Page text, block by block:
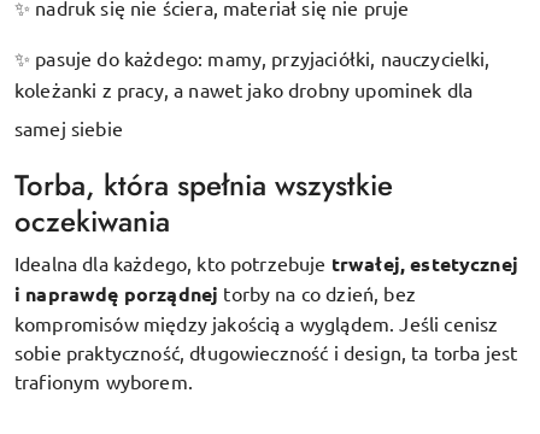
✨ nadruk się nie ściera, materiał się nie pruje
✨ pasuje do każdego: mamy, przyjaciółki, nauczycielki,
koleżanki z pracy, a nawet jako drobny upominek dla
samej siebie
Torba, która spełnia wszystkie
oczekiwania
Idealna dla każdego, kto potrzebuje trwałej, estetycznej
i naprawdę porządnej torby na co dzień, bez
kompromisów między jakością a wyglądem. Jeśli cenisz
sobie praktyczność, długowieczność i design, ta torba jest
trafionym wyborem.